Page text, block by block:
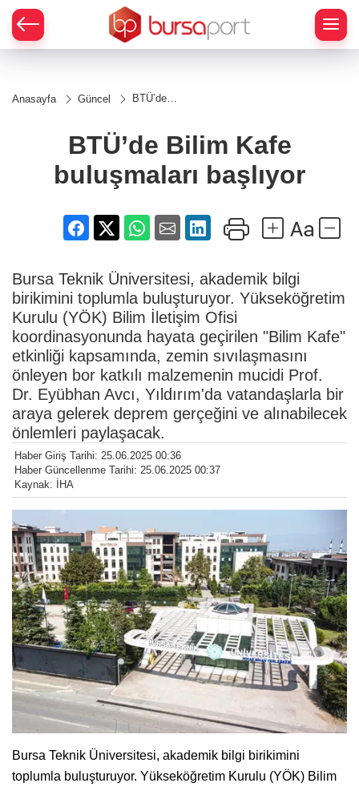
Anasayfa Güncel
BTÜ’de
başlıyor
BTÜ’de Bilim Kafe
buluşmaları başlıyor
Bursa Teknik Üniversitesi, akademik bilgi
birikimini toplumla buluşturuyor. Yükseköğretim
Kurulu (YÖK) Bilim İletişim Ofisi
koordinasyonunda hayata geçirilen "Bilim Kafe"
etkinliği kapsamında, zemin sıvılaşmasını
önleyen bor katkılı malzemenin mucidi Prof.
Dr. Eyübhan Avcı, Yıldırım'da vatandaşlarla bir
araya gelerek deprem gerçeğini ve alınabilecek
önlemleri paylaşacak.
Haber Giriş Tarihi: 25.06.2025 00:36
Haber Güncellenme Tarihi: 25.06.2025 00:37
Kaynak: İHA
Bursa Teknik Üniversitesi, akademik bilgi birikimini
toplumla buluşturuyor. Yükseköğretim Kurulu (YÖK) Bilim